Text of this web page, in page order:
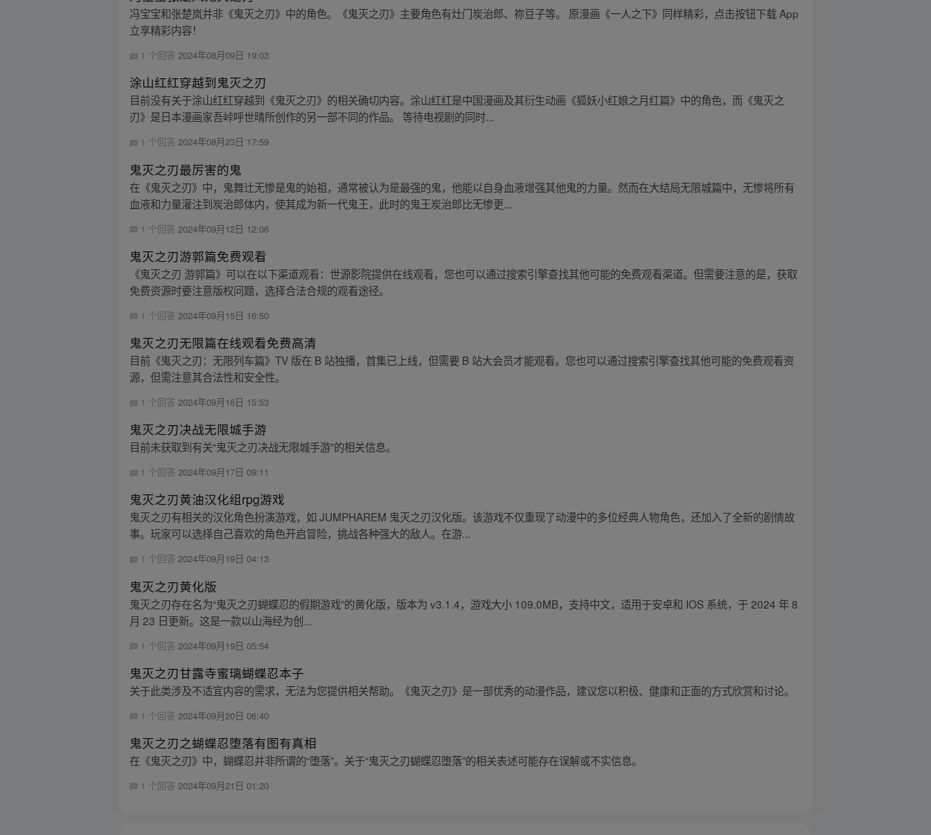
冯宝宝和张楚岚并非《鬼灭之刃》中的角色。《鬼灭之刃》主要角色有灶门炭治郎、祢豆子等。 原漫画《一人之下》同样精彩，点击按钮下载 App
立享精彩内容！
1 个回答2024年08月09日 19:03
涂山红红穿越到鬼灭之刃
目前没有关于涂山红红穿越到《鬼灭之刃》的相关确切内容。涂山红红是中国漫画及其衍生动画《狐妖小红娘之月红篇》中的角色，而《鬼灭之
刃》是日本漫画家吾峠呼世晴所创作的另一部不同的作品。 等待电视剧的同时...
1 个回答2024年08月23日 17:59
鬼灭之刃最厉害的鬼
在《鬼灭之刃》中，鬼舞辻无惨是鬼的始祖，通常被认为是最强的鬼，他能以自身血液增强其他鬼的力量。然而在大结局无限城篇中，无惨将所有
血液和力量灌注到炭治郎体内，使其成为新一代鬼王，此时的鬼王炭治郎比无惨更...
1 个回答 2024年09月12日 12:06
鬼灭之刃游郭篇免费观看
《鬼灭之刃 游郭篇》可以在以下渠道观看：世源影院提供在线观看，您也可以通过搜索引擎查找其他可能的免费观看渠道。但需要注意的是，获取
免费资源时要注意版权问题，选择合法合规的观看途径。
1 个回答 2024年09月15日 16:50
鬼灭之刃无限篇在线观看免费高清
目前《鬼灭之刃：无限列车篇》TV 版在 B 站独播，首集已上线，但需要 B 站大会员才能观看。您也可以通过搜索引擎查找其他可能的免费观看资
源，但需注意其合法性和安全性。
1 个回答2024年09月16日 15:53
鬼灭之刃决战无限城手游
目前未获取到有关“鬼灭之刃决战无限城手游”的相关信息。
1 个回答2024年09月17日 09:11
鬼灭之刃黄油汉化组rpg游戏
鬼灭之刃有相关的汉化角色扮演游戏，如 JUMPHAREM 鬼灭之刃汉化版。该游戏不仅重现了动漫中的多位经典人物角色，还加入了全新的剧情故
事。玩家可以选择自己喜欢的角色开启冒险，挑战各种强大的敌人。在游...
1 个回答2024年09月19日 04:13
鬼灭之刃黄化版
鬼灭之刃存在名为“鬼灭之刃蝴蝶忍的假期游戏”的黄化版，版本为 v3.1.4，游戏大小 109.0MB，支持中文，适用于安卓和 IOS 系统，于 2024 年 8
月 23 日更新。这是一款以山海经为创...
1 个回答 2024年09月19日 05:54
鬼灭之刃甘露寺蜜璃蝴蝶忍本子
关于此类涉及不适宜内容的需求，无法为您提供相关帮助。《鬼灭之刃》是一部优秀的动漫作品，建议您以积极、健康和正面的方式欣赏和讨论。
1 个回答 2024年09月20日 06:40
鬼灭之刃之蝴蝶忍堕落有图有真相
在《鬼灭之刃》中，蝴蝶忍并非所谓的“堕落”。关于“鬼灭之刃蝴蝶忍堕落”的相关表述可能存在误解或不实信息。
1 个回答2024年09月21日 01:20